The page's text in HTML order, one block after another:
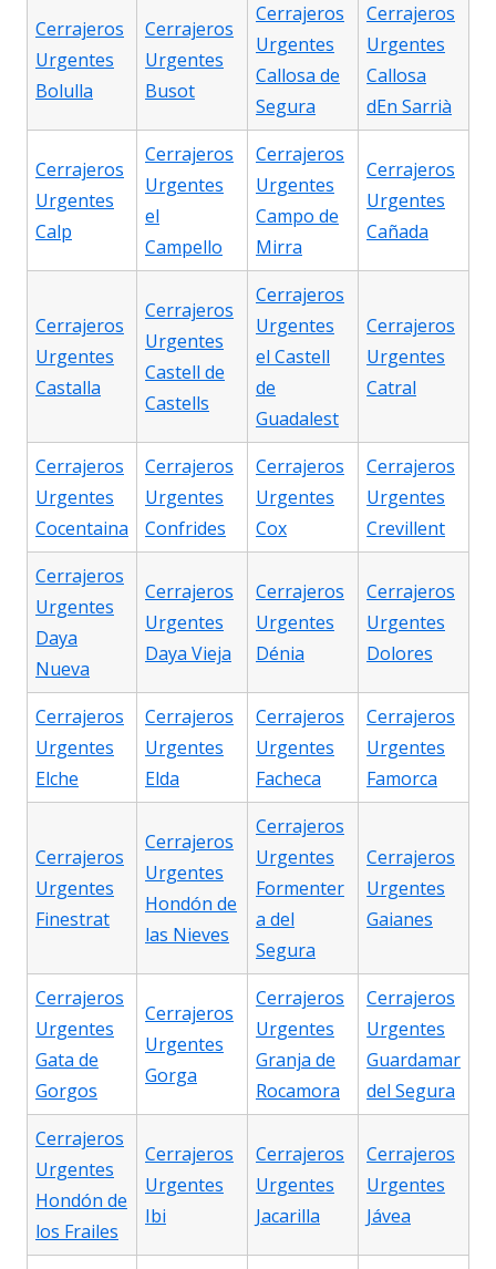
Cerrajeros
Urgentes
Bolulla
Cerrajeros
Urgentes
Busot
Cerrajeros
Urgentes
Callosa de
Segura
Cerrajeros
Urgentes
Callosa
dEn Sarrià
Cerrajeros
Urgentes
Calp
Cerrajeros
Urgentes
el
Campello
Cerrajeros
Urgentes
Campo de
Mirra
Cerrajeros
Urgentes
Cañada
Cerrajeros
Urgentes
Castalla
Cerrajeros
Urgentes
Castell de
Castells
Cerrajeros
Urgentes
el Castell
de
Guadalest
Cerrajeros
Urgentes
Catral
Cerrajeros
Urgentes
Cocentaina
Cerrajeros
Urgentes
Confrides
Cerrajeros
Urgentes
Cox
Cerrajeros
Urgentes
Crevillent
Cerrajeros
Urgentes
Daya
Nueva
Cerrajeros
Urgentes
Daya Vieja
Cerrajeros
Urgentes
Dénia
Cerrajeros
Urgentes
Dolores
Cerrajeros
Urgentes
Elche
Cerrajeros
Urgentes
Elda
Cerrajeros
Urgentes
Facheca
Cerrajeros
Urgentes
Famorca
Cerrajeros
Urgentes
Finestrat
Cerrajeros
Urgentes
Hondón de
las Nieves
Cerrajeros
Urgentes
Formenter
a del
Segura
Cerrajeros
Urgentes
Gaianes
Cerrajeros
Urgentes
Gata de
Gorgos
Cerrajeros
Urgentes
Gorga
Cerrajeros
Urgentes
Granja de
Rocamora
Cerrajeros
Urgentes
Guardamar
del Segura
Cerrajeros
Urgentes
Hondón de
los Frailes
Cerrajeros
Urgentes
Ibi
Cerrajeros
Urgentes
Jacarilla
Cerrajeros
Urgentes
Jávea